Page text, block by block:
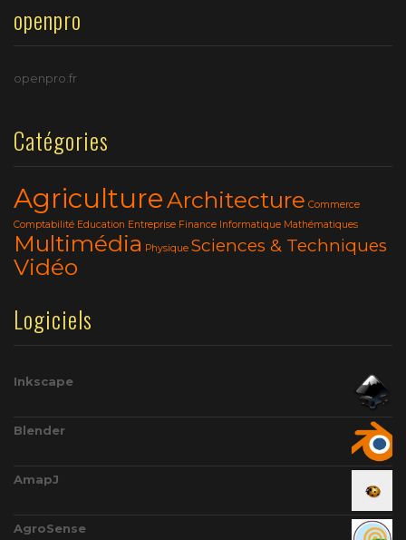
openpro
openpro.fr
Catégories
AgricultureArchitecture Commerce
Comptabilité Education Entreprise Finance Informatique Mathématiques
Multimédia Physique Sciences & Techniques
Vidéo
Logiciels
Inkscape
Blender
AmapJ
AgroSense